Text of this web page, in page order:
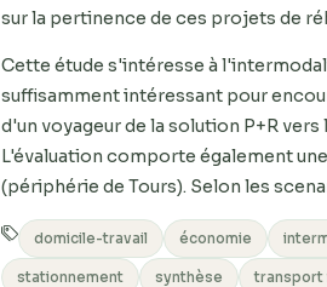
sur la pertinence de ces projets de
Cette étude s'intéresse à
suffisamment intéressant pour
d'un voyageur de la solution P+R
L'évaluation comporte également
(périphérie de Tours). Selon les
domicile-travail économie
stationnement synthèse transport